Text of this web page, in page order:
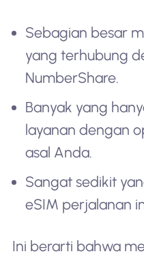
Sebagian besar
yang terhubung
NumberShare.
Banyak yang
layanan dengan
asal Anda.
Sangat sedikit
eSIM perjalanan
Ini berarti bahwa